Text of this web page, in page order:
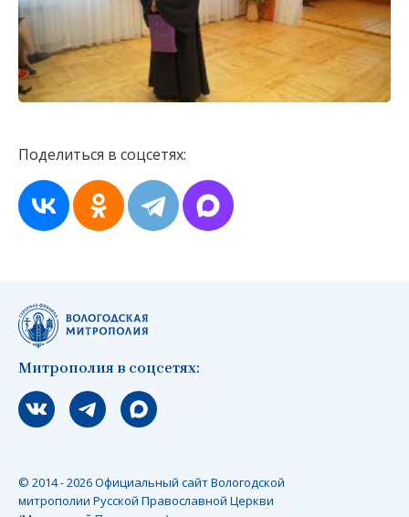
Поделиться в соцсетях:
Митрополия в соцсетях:
Мы вконтакте
Мы в telegram
Мы в Макс
© 2014 - 2026 Официальный сайт Вологодской
митрополии Русской Православной Церкви